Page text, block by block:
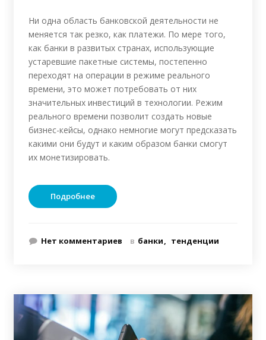
Ни одна область банковской деятельности не
меняется так резко, как платежи. По мере того,
как банки в развитых странах, использующие
устаревшие пакетные системы, постепенно
переходят на операции в режиме реального
времени, это может потребовать от них
значительных инвестиций в технологии. Режим
реального времени позволит создать новые
бизнес-кейсы, однако немногие могут предсказать
какими они будут и каким образом банки смогут
их монетизировать.
Подробнее
Нет комментариев в банки тенденции